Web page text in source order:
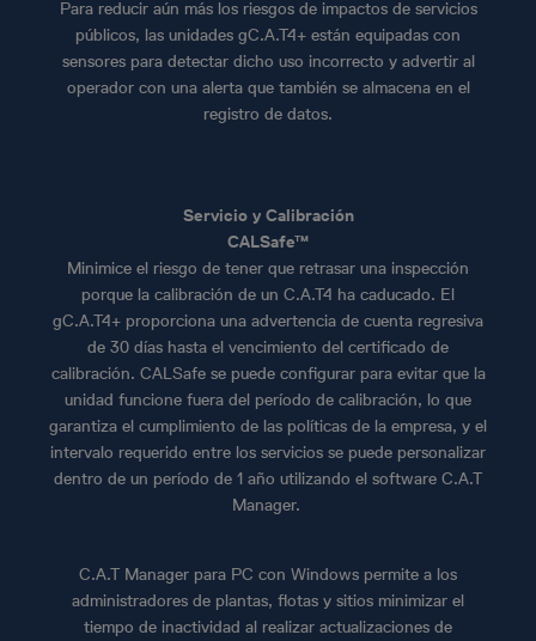
Para reducir aún más los riesgos de impactos de servicios
públicos, las unidades gC.A.T4+ están equipadas con
sensores para detectar dicho uso incorrecto y advertir al
operador con una alerta que también se almacena en el
registro de datos.
Servicio y Calibración
CALSafe™
Minimice el riesgo de tener que retrasar una inspección
porque la calibración de un C.A.T4 ha caducado. El
gC.A.T4+ proporciona una advertencia de cuenta regresiva
de 30 días hasta el vencimiento del certificado de
calibración. CALSafe se puede configurar para evitar que la
unidad funcione fuera del período de calibración, lo que
garantiza el cumplimiento de las políticas de la empresa, y el
intervalo requerido entre los servicios se puede personalizar
dentro de un período de 1 año utilizando el software C.A.T
Manager.
C.A.T Manager para PC con Windows permite a los
administradores de plantas, flotas y sitios minimizar el
tiempo de inactividad al realizar actualizaciones de